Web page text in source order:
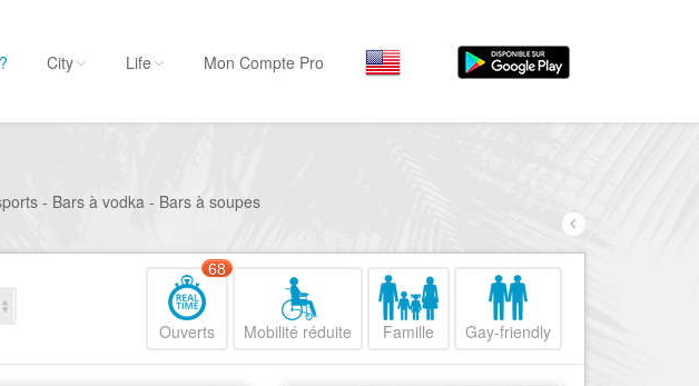
Musées, ...
Sortir
Nice Promenade du
Nice le Port
Nice le Vieux Nice
City Life Mon Compte Pro
- Bars à vodka - Bars à soupes
Ouverts
68
Mobilité réduite Famille Gay-friendly